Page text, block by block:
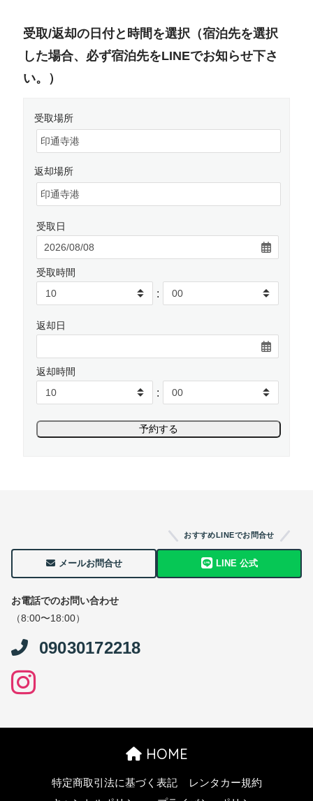
受取/返却の日付と時間を選択（宿泊先を選択
した場合、必ず宿泊先をLINEでお知らせ下さ
い。）
受取場所
返却場所
受取日
受取時間
:
返却日
返却時間
:
メールお問合せ
おすすめLINEでお問合せ
LINE 公式
お電話でのお問い合わせ
（8:00〜18:00）
09030172218
HOME
特定商取引法に基づく表記
レンタカー規約